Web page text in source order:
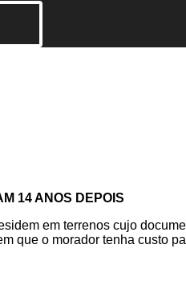
14 ANOS DEPOIS
em terrenos cujo
que o morador tenha custo